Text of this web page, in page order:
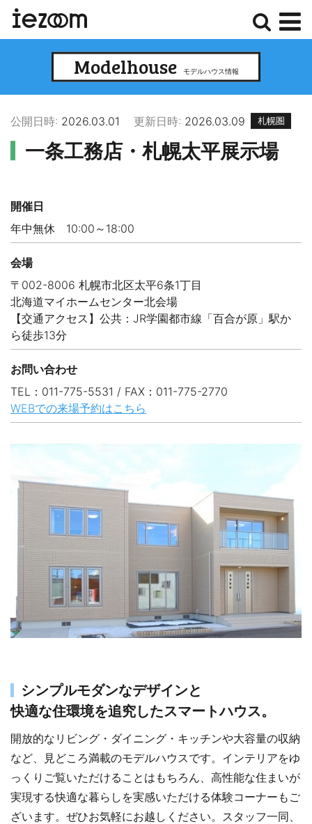
ュ
Modelhouse モデルハウス情報
公開日時: 2026.03.01 更新日時: 2026.03.09 札幌圏
一条工務店・札幌太平展示場
開催日
年中無休 10:00～18:00
会場
〒002-8006 札幌市北区太平6条1丁目
北海道マイホームセンター北会場
【交通アクセス】公共：JR学園都市線「百合が原」駅か
ら徒歩13分
お問い合わせ
TEL：011-775-5531 / FAX：011-775-2770
WEBでの来場予約はこちら
シンプルモダンなデザインと
快適な住環境を追究したスマートハウス。
開放的なリビング・ダイニング・キッチンや大容量の収納
など、見どころ満載のモデルハウスです。インテリアをゆ
っくりご覧いただけることはもちろん、高性能な住まいが
実現する快適な暮らしを実感いただける体験コーナーもご
ざいます。ぜひお気軽にお越しください。スタッフ一同、